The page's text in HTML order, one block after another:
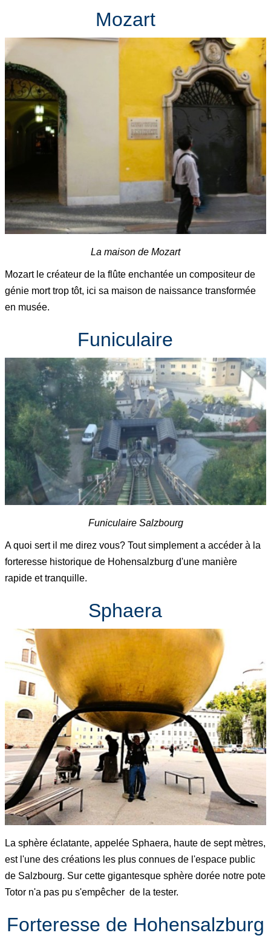
Mozart
La maison de Mozart
Mozart le créateur de la flûte enchantée un compositeur de
génie mort trop tôt, ici sa maison de naissance transformée
en musée.
Funiculaire
Funiculaire Salzbourg
A quoi sert il me direz vous? Tout simplement a accéder à la
forteresse historique de Hohensalzburg d'une manière
rapide et tranquille.
Sphaera
La sphère éclatante, appelée Sphaera, haute de sept mètres,
est l'une des créations les plus connues de l'espace public
de Salzbourg. Sur cette gigantesque sphère dorée notre pote
Totor n'a pas pu s'empêcher de la tester.
Forteresse de Hohensalzburg